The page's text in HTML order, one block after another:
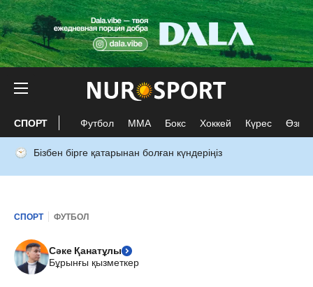
СПОРТ Футбол ММА Бокс Хоккей Күрес Өзге
Бізбен бірге қатарынан болған күндеріңіз
СПОРТ ФУТБОЛ
Сәке Қанатұлы
Бұрынғы қызметкер